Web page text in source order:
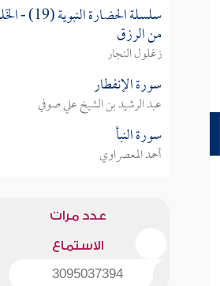
سلسلة الحضارة النبوية
من الرزق
زغلول النجار
سورة الإنفطار
عبد الرشيد بن الشيخ علي صوفي
سورة النبأ
أحمد المعصراوي
عدد مرات
الاستماع
3095037394